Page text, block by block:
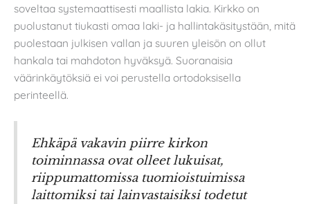
soveltaa systemaattisesti maallista lakia. Kirkko on
puolustanut tiukasti omaa laki- ja hallintakäsitystään, mitä
puolestaan julkisen vallan ja suuren yleisön on ollut
hankala tai mahdoton hyväksyä. Suoranaisia
väärinkäytöksiä ei voi perustella ortodoksisella
perinteellä.
Ehkäpä vakavin piirre kirkon
toiminnassa ovat olleet lukuisat,
riippumattomissa tuomioistuimissa
laittomiksi tai lainvastaisiksi todetut